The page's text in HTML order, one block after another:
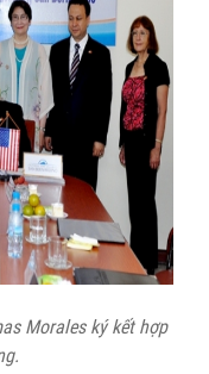
Morales ký kết hợp